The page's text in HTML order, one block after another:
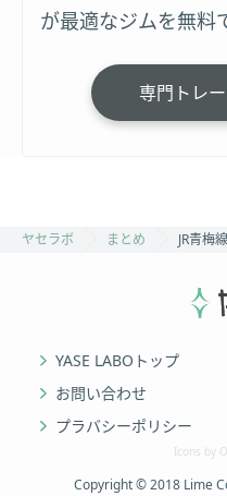
が最適なジムを無料
専門トレ
ヤセラボ まとめ JR青梅線
YASE LABOトップ
お問い合わせ
プラバシーポリシー
Icons by
Copyright © 2018 Lime